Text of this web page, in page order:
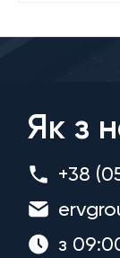
Як з
+38
з